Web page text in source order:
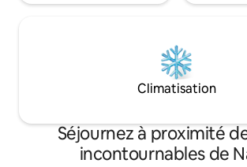
Climatisation
Séjournez à proximité
incontournables de